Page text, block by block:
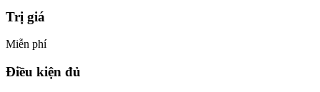
Trị giá
Miễn phí
Điều kiện đủ